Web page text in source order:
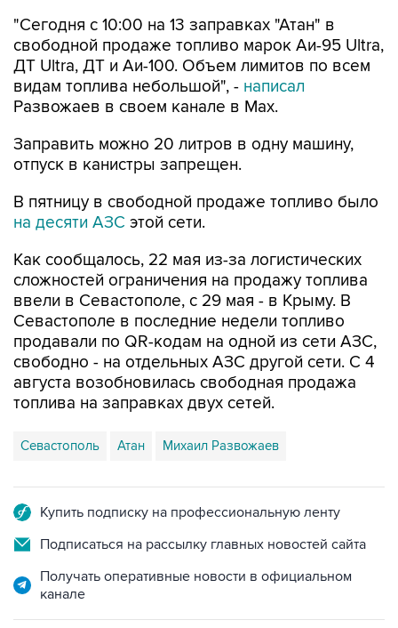
ДТ Ultra, ДТ и Аи-100. Объем лимитов по всем
видам топлива небольшой", - написал
Развожаев в своем канале в Max.
Заправить можно 20 литров в одну машину,
В пятницу в свободной продаже топливо было
Как сообщалось, 22 мая из-за логистических
ввели в Севастополе, с 29 мая - в Крыму. В
Севастополе в последние недели топливо
продавали по QR-кодам на одной из сети АЗС,
свободно - на отдельных АЗС другой сети. С 4
августа возобновилась свободная продажа
топлива на заправках двух сетей.
Севастополь Атан Михаил Развожаев
Подписаться на рассылку главных новостей сайта
Получать оперативные новости в официальном
НОВОСТИ ПО ТЕМЕ